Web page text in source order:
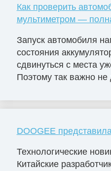
Как проверить
мультиметром —
Запуск автомобиля
состояния
сдвинуться с места
Поэтому так важно не
DOOGEE
Технологические
Китайские